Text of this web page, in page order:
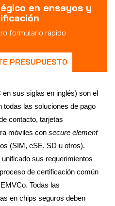
en ensayos y
formulario rápido
PRESUPUESTO
sus siglas en inglés) son el
todas las soluciones de pago
contacto, tarjetas
móviles con secure element
(SIM, eSE, SD u otros).
sus requerimientos
de certificación común
Todas las
en chips seguros deben